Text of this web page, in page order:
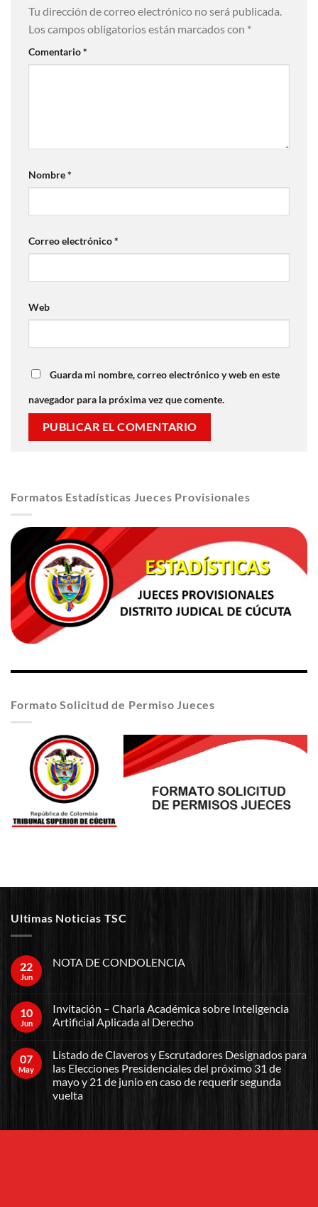
Tu dirección de correo electrónico no será publicada.
Los campos obligatorios están marcados con *
Comentario*
Nombre*
Correo electrónico*
Web
Guarda mi nombre, correo electrónico y web en este
navegador para la próxima vez que comente.
Formatos Estadísticas Jueces Provisionales
Formato Solicitud de Permiso Jueces
Ultimas Noticias TSC
22
Jun
NOTA DE CONDOLENCIA
10
Jun
Invitación – Charla Académica sobre Inteligencia
Artificial Aplicada al Derecho
07
May
Listado de Claveros y Escrutadores Designados para
las Elecciones Presidenciales del próximo 31 de
mayo y 21 de junio en caso de requerir segunda
vuelta